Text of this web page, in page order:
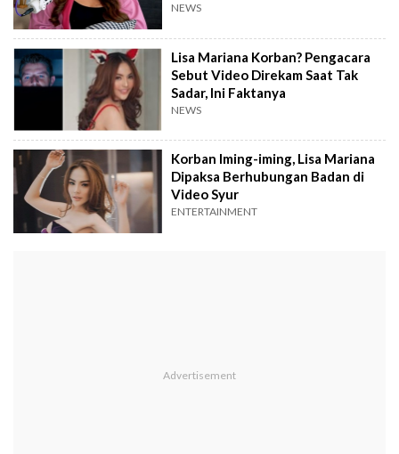
NEWS
Lisa Mariana Korban? Pengacara
Sebut Video Direkam Saat Tak
Sadar, Ini Faktanya
NEWS
Korban Iming-iming, Lisa Mariana
Dipaksa Berhubungan Badan di
Video Syur
ENTERTAINMENT